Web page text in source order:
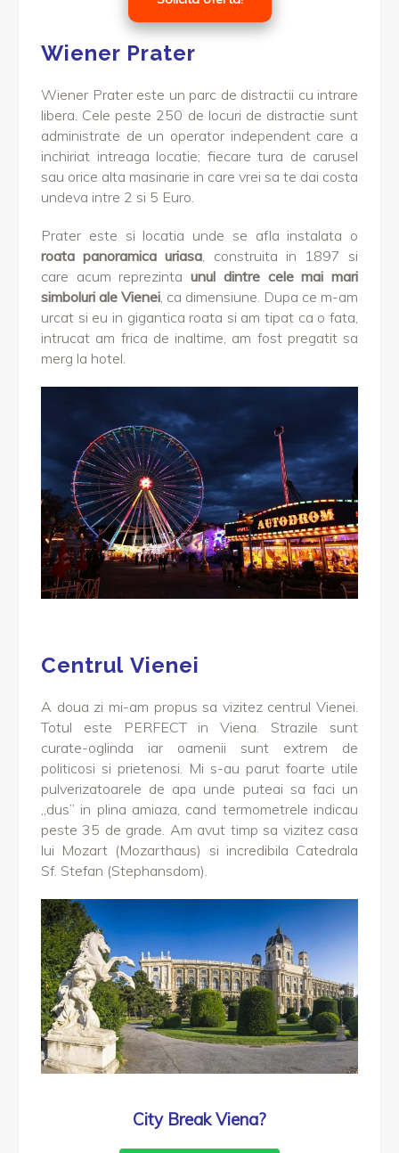
Wiener Prater
Wiener Prater este un parc de distractii cu intrare
libera. Cele peste 250 de locuri de distractie sunt
administrate de un operator independent care a
inchiriat intreaga locatie; fiecare tura de carusel
sau orice alta masinarie in care vrei sa te dai costa
undeva intre 2 si 5 Euro.
Prater este si locatia unde se afla instalata o
roata panoramica uriasa, construita in 1897 si
care acum reprezintaunul dintre cele mai mari
simboluri ale Vienei, ca dimensiune. Dupa ce m-am
urcat si eu in gigantica roata si am tipat ca o fata,
intrucat am frica de inaltime, am fost pregatit sa
merg la hotel.
Centrul Vienei
A doua zi mi-am propus sa vizitez centrul Vienei.
Totul este PERFECT in Viena. Strazile sunt
curate-oglinda iar oamenii sunt extrem de
politicosi si prietenosi. Mi s-au parut foarte utile
pulverizatoarele de apa unde puteai sa faci un
„dus” in plina amiaza, cand termometrele indicau
peste 35 de grade. Am avut timp sa vizitez casa
lui Mozart (Mozarthaus) si incredibila Catedrala
Sf. Stefan (Stephansdom).
City Break Viena?